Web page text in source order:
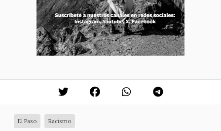
El Paso Racismo